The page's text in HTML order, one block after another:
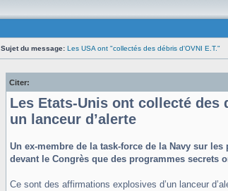
Sujet du message: Les USA ont "collectés des débris d'OVNI E.T."
Citer:
Les Etats-Unis ont collecté des
un lanceur d’alerte
Un ex-membre de la task-force de la Navy sur
devant le Congrès que des programmes secrets
Ce sont des affirmations explosives d’un lanceur